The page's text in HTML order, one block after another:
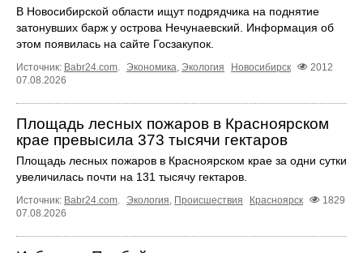
В Новосибирской области ищут подрядчика на поднятие
затонувших барж у острова Нечунаевский. Информация об
этом появилась на сайте Госзакупок.
Источник: Babr24.com Экономика Экология Новосибирск
2012
07.08.2026
Площадь лесных пожаров в Красноярском
крае превысила 373 тысячи гектаров
Площадь лесных пожаров в Красноярском крае за одни сутки
увеличилась почти на 131 тысячу гектаров.
Источник: Babr24.com. Экология, Происшествия Красноярск
1829
07.08.2026